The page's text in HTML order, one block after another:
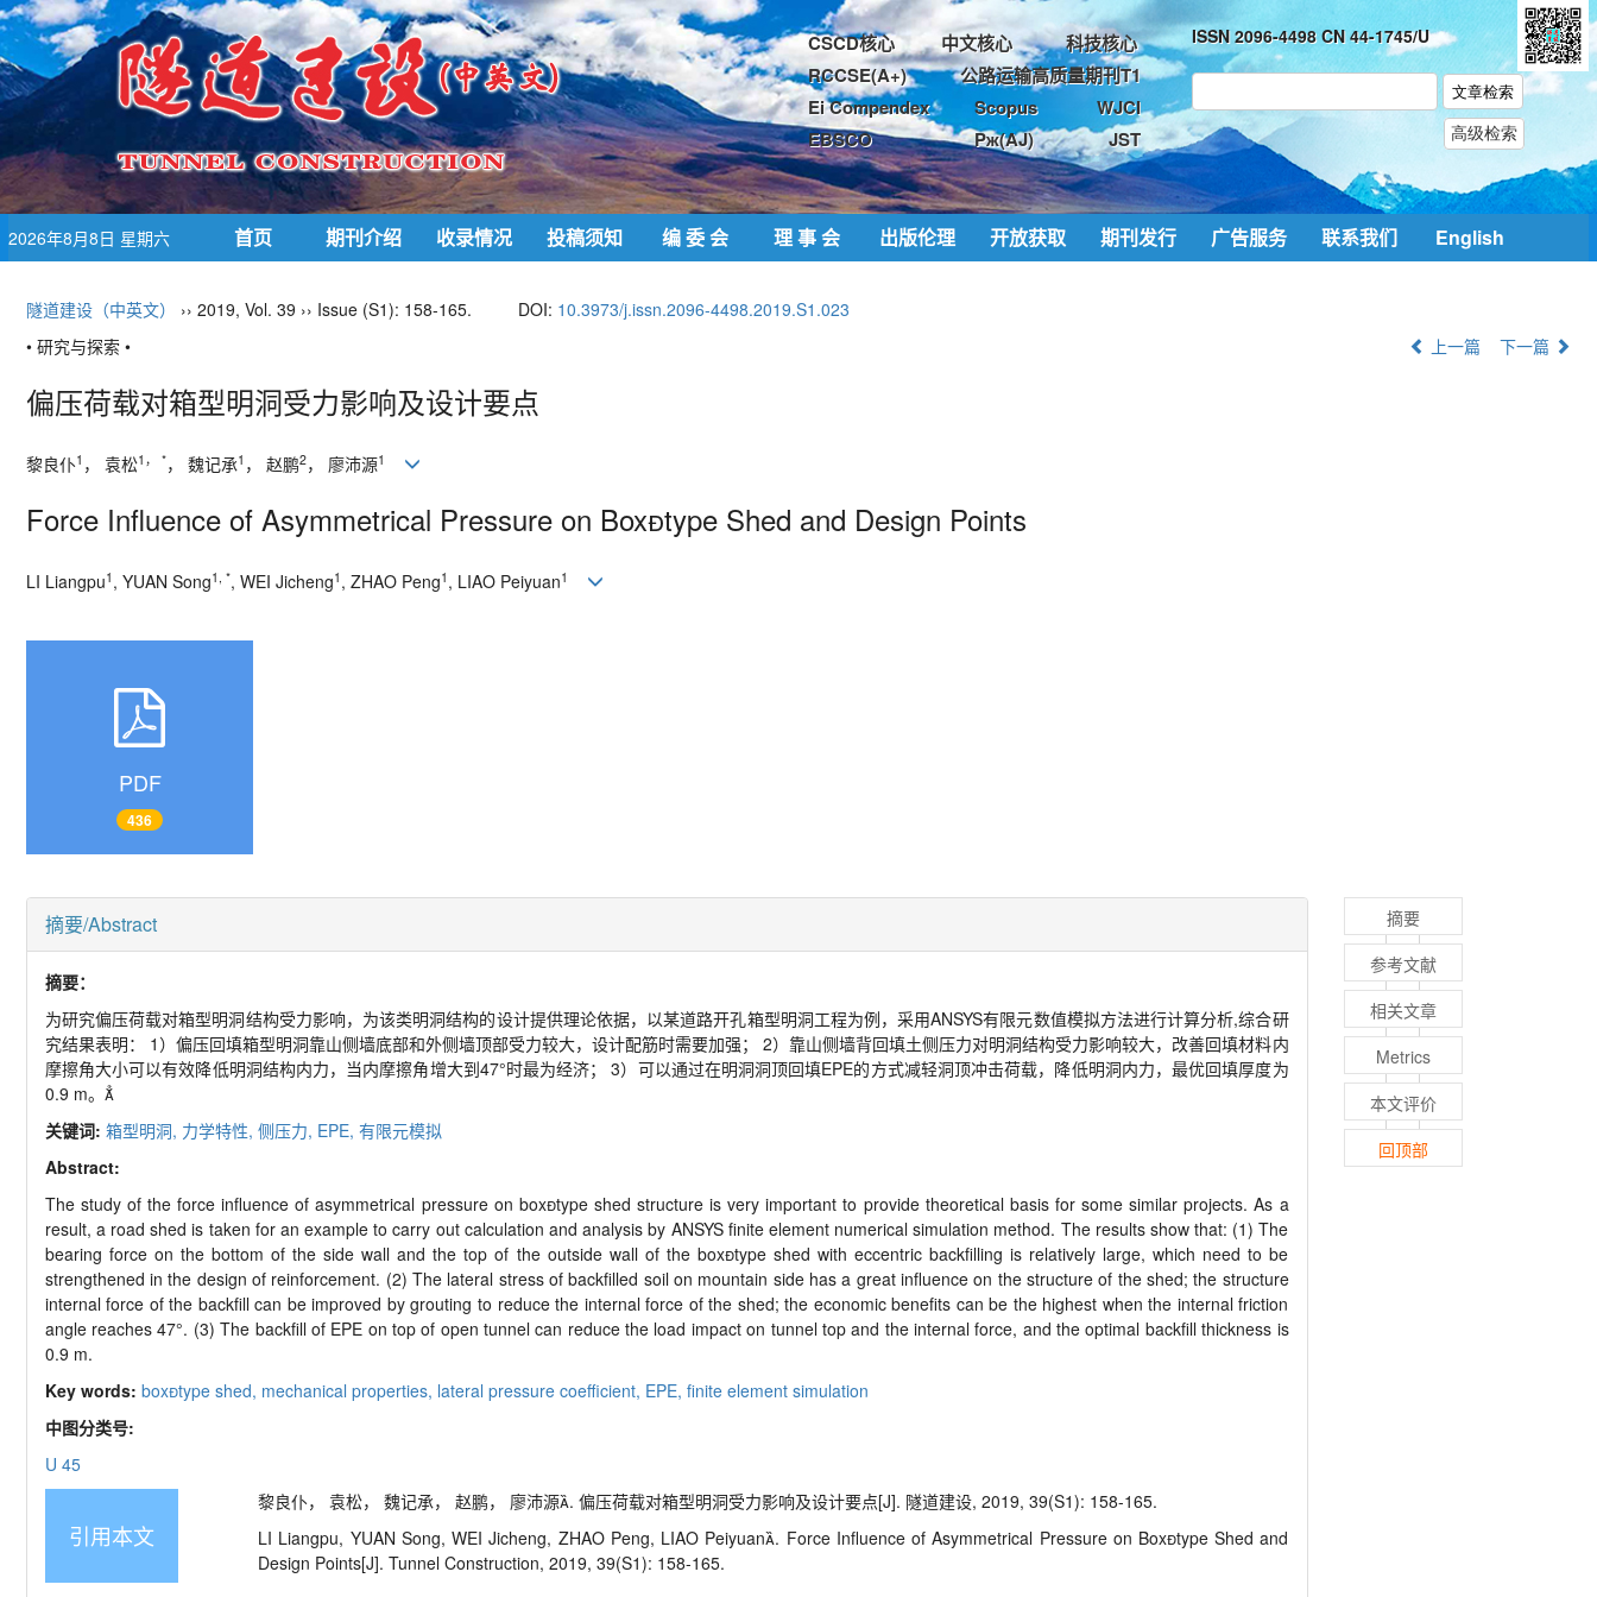
CSCD核心 中文核心
科技核心
RCCSE(A+)
公路运输高质量期刊T1
Ei Compendex
Scopus
WJCI
EBSCO
Pж(AJ) JST
ISSN 2096-4498 CN 44-1745/U
2026年8月8日 星期六 首页 期刊介绍 收录情况 投稿须知 编 委 会 理 事 会 出版伦理 开放获取 期刊发行 广告服务 联系我们 English
隧道建设（中英文） ›› 2019, Vol. 39 ›› Issue (S1): 158-165. DOI: 10.3973/j.issn.2096-4498.2019.S1.023
• 研究与探索 •
上一篇 下一篇
偏压荷载对箱型明洞受力影响及设计要点
黎良仆1 ， 袁松1， *， 魏记承1 ， 赵鹏2， 廖沛源1
Force Influence of Asymmetrical Pressure on Boxtype Shed and Design Points
LI Liangpu1 , YUAN Song1, *, WEI Jicheng1 , ZHAO Peng1 , LIAO Peiyuan1
PDF
436
摘要/Abstract
摘要：
为研究偏压荷载对箱型明洞结构受力影响，为该类明洞结构的设计提供理论依据，以某道路开孔箱型明洞工程为例，采用ANSYS有限元数值模拟方法进行计算分析,综合研
究结果表明： 1）偏压回填箱型明洞靠山侧墙底部和外侧墙顶部受力较大，设计配筋时需要加强； 2）靠山侧墙背回填土侧压力对明洞结构受力影响较大，改善回填材料内
摩擦角大小可以有效降低明洞结构内力，当内摩擦角增大到47°时最为经济； 3）可以通过在明洞洞顶回填EPE的方式减轻洞顶冲击荷载，降低明洞内力，最优回填厚度为
0.9 m。
关键词: 箱型明洞, 力学特性, 侧压力, EPE, 有限元模拟
Abstract:
The study of the force influence of asymmetrical pressure on boxtype shed structure is very important to provide theoretical basis for some similar projects. As a
result, a road shed is taken for an example to carry out calculation and analysis by ANSYS finite element numerical simulation method. The results show that: (1) The
bearing force on the bottom of the side wall and the top of the outside wall of the boxtype shed with eccentric backfilling is relatively large, which need to be
strengthened in the design of reinforcement. (2) The lateral stress of backfilled soil on mountain side has a great influence on the structure of the shed; the structure
internal force of the backfill can be improved by grouting to reduce the internal force of the shed; the economic benefits can be the highest when the internal friction
angle reaches 47°. (3) The backfill of EPE on top of open tunnel can reduce the load impact on tunnel top and the internal force, and the optimal backfill thickness is
0.9 m.
Key words: boxtype shed, mechanical properties, lateral pressure coefficient, EPE, finite element simulation
中图分类号:
U 45
引用本文
黎良仆， 袁松， 魏记承， 赵鹏， 廖沛源. 偏压荷载对箱型明洞受力影响及设计要点[J]. 隧道建设, 2019, 39(S1): 158-165.
LI Liangpu, YUAN Song, WEI Jicheng, ZHAO Peng, LIAO Peiyuan. Force Influence of Asymmetrical Pressure on Boxtype Shed and
Design Points[J]. Tunnel Construction, 2019, 39(S1): 158-165.
摘要
参考文献
相关文章
Metrics
本文评价
回顶部